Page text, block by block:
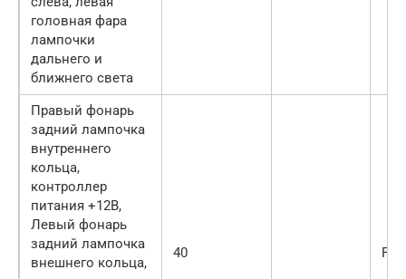
головная фара
лампочки
дальнего и
ближнего света
Правый фонарь
задний лампочка
внутреннего
кольца,
контроллер
питания +12В,
Левый фонарь
задний лампочка
внешнего кольца,
40 F48